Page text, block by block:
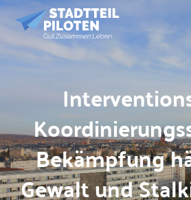
Bekämpfung
Gewalt und